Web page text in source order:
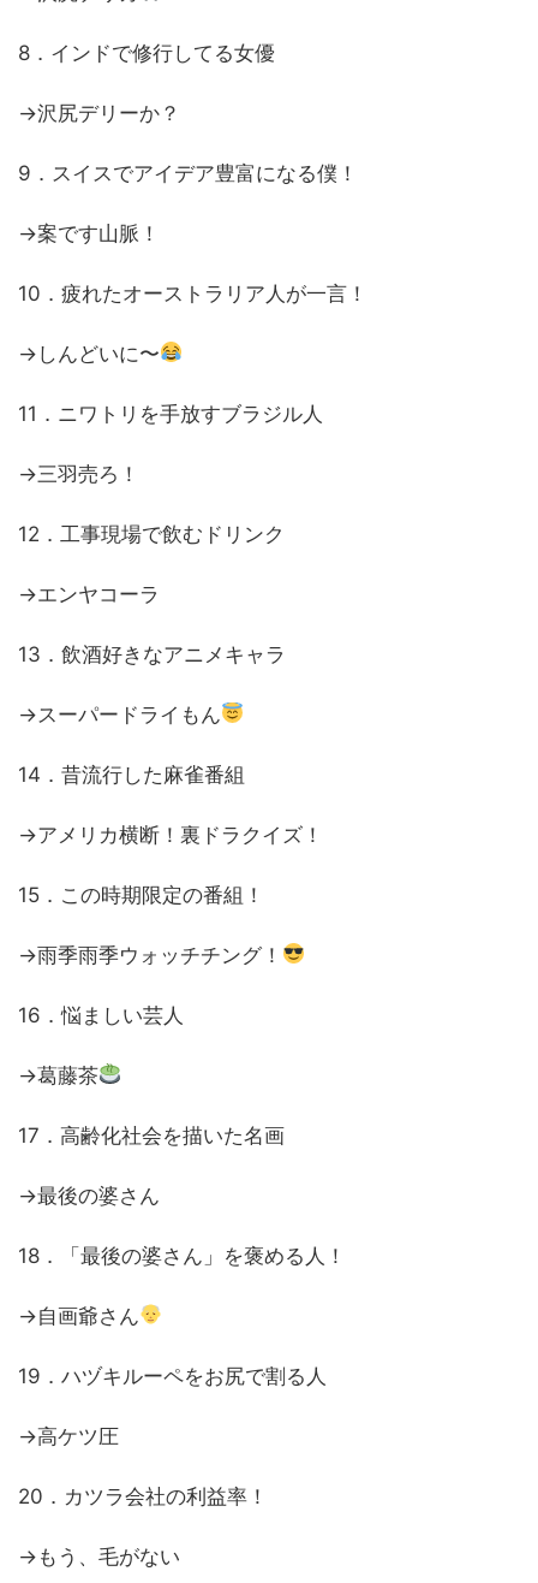
8．インドで修行してる女優
→沢尻デリーか？
9．スイスでアイデア豊富になる僕！
→案です山脈！
10．疲れたオーストラリア人が一言！
→しんどいに〜
11．ニワトリを手放すブラジル人
→三羽売ろ！
12．工事現場で飲むドリンク
→エンヤコーラ
13．飲酒好きなアニメキャラ
→スーパードライもん
14．昔流行した麻雀番組
→アメリカ横断！裏ドラクイズ！
15．この時期限定の番組！
→雨季雨季ウォッチチング！
16．悩ましい芸人
→葛藤茶
17．高齢化社会を描いた名画
→最後の婆さん
18．「最後の婆さん」を褒める人！
→自画爺さん
19．ハヅキルーペをお尻で割る人
→高ケツ圧
20．カツラ会社の利益率！
→もう、毛がない